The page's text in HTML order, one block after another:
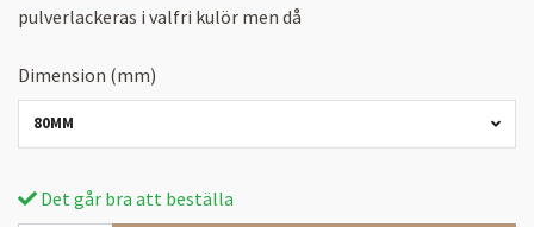
pulverlackeras i valfri kulör men då
Dimension (mm)
80MM
Det går bra att beställa